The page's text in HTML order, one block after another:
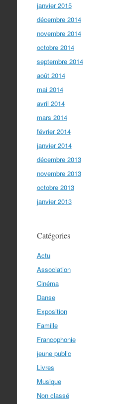
janvier 2015
décembre 2014
novembre 2014
octobre 2014
septembre 2014
août 2014
mai 2014
avril 2014
mars 2014
février 2014
janvier 2014
décembre 2013
novembre 2013
octobre 2013
janvier 2013
Catégories
Actu
Association
Cinéma
Danse
Exposition
Famille
Francophonie
jeune public
Livres
Musique
Non classé